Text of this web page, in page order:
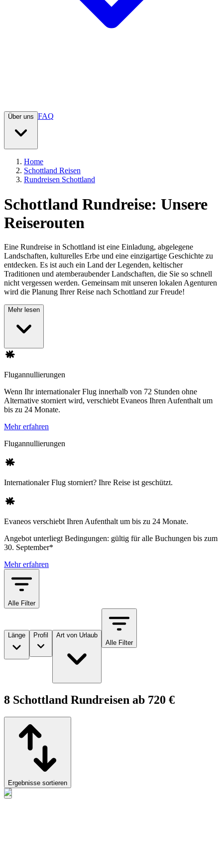
Über uns FAQ
Home
Schottland Reisen
Rundreisen Schottland
Schottland Rundreise: Unsere
Reiserouten
Eine Rundreise in Schottland ist eine Einladung, abgelegene
Landschaften, kulturelles Erbe und eine einzigartige Geschichte zu
entdecken. Es ist auch ein Land der Legenden, keltischer
Traditionen und atemberaubender Landschaften, die Sie so schnell
nicht vergessen werden. Gemeinsam mit unseren lokalen Agenturen
wird die Planung Ihrer Reise nach Schottland zur Freude!
Mehr lesen
Flugannullierungen
Wenn Ihr internationaler Flug innerhalb von 72 Stunden ohne
Alternative storniert wird, verschiebt Evaneos Ihren Aufenthalt um
bis zu 24 Monate.
Mehr erfahren
Flugannullierungen
Internationaler Flug storniert? Ihre Reise ist geschützt.
Evaneos verschiebt Ihren Aufenthalt um bis zu 24 Monate.
Angebot unterliegt Bedingungen: gültig für alle Buchungen bis zum
30. September*
Mehr erfahren
Alle Filter
Länge Profil
Art von Urlaub
Alle Filter
8 Schottland Rundreisen ab 720 €
Ergebnisse sortieren